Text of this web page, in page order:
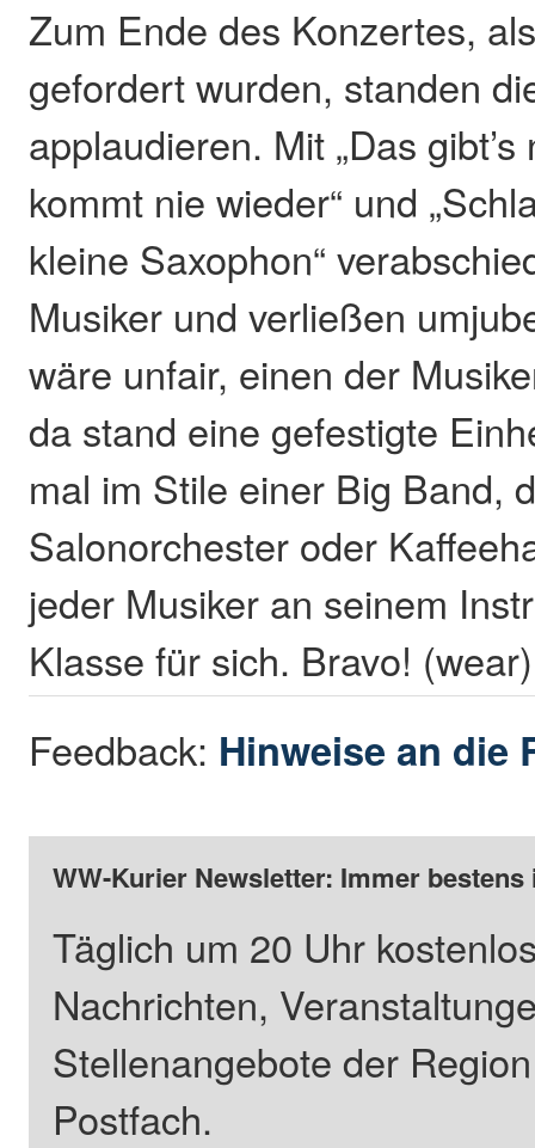
Zum Ende des Konzertes,
gefordert wurden, standen
applaudieren. Mit „Das
kommt nie wieder“ und
kleine Saxophon“
Musiker und verließen
wäre unfair, einen der
da stand eine gefestigte
mal im Stile einer Big Band,
Salonorchester oder
jeder Musiker an seinem
Klasse für sich. Bravo! (wear)
Feedback: Hinweise an die
WW-Kurier Newsletter: Immer
Täglich um 20 Uhr
Nachrichten,
Stellenangebote der
Postfach.